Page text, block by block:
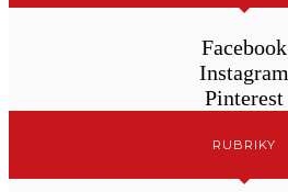
Facebook
Instagram
Pinterest
RUBRIKY